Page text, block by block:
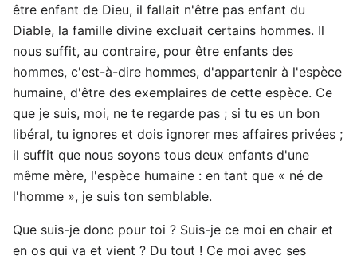
être enfant de Dieu, il fallait n'être pas enfant du
Diable, la famille divine excluait certains hommes. Il
nous suffit, au contraire, pour être enfants des
hommes, c'est-à-dire hommes, d'appartenir à l'espèce
humaine, d'être des exemplaires de cette espèce. Ce
que je suis, moi, ne te regarde pas ; si tu es un bon
libéral, tu ignores et dois ignorer mes affaires privées ;
il suffit que nous soyons tous deux enfants d'une
même mère, l'espèce humaine : en tant que « né de
l'homme », je suis ton semblable.
Que suis-je donc pour toi ? Suis-je ce moi en chair et
en os qui va et vient ? Du tout ! Ce moi avec ses